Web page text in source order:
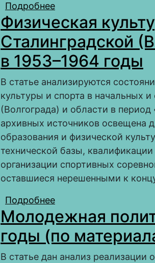
Подробнее
рабочих в 1920–1930-
Физическая
Сталинградской
в 1953–1964 годы
В статье анализируются
культуры и спорта в начальных
(Волгограда) и области в
архивных источников освещена
образования и физической
технической базы,
организации спортивных
оставшиеся нерешенными к
Подробнее
(Волгоградской)
Молодежная
годы (по
В статье дан анализ